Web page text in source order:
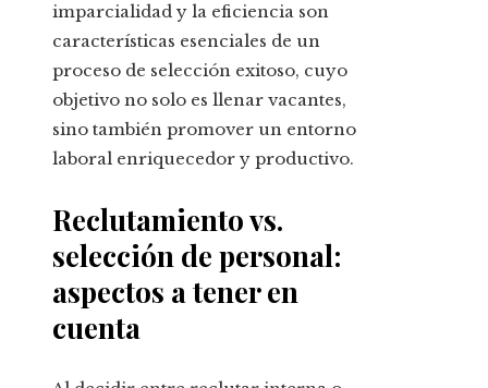
imparcialidad y la eficiencia son
características esenciales de un
proceso de selección exitoso, cuyo
objetivo no solo es llenar vacantes,
sino también promover un entorno
laboral enriquecedor y productivo.
Reclutamiento vs.
selección de personal:
aspectos a tener en
cuenta